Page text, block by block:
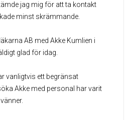
jag mig för att ta kontakt
minst skrämmande.
AB med Akke Kumlien i
glad för idag.
vanligtvis ett begränsat
Akke med personal har varit